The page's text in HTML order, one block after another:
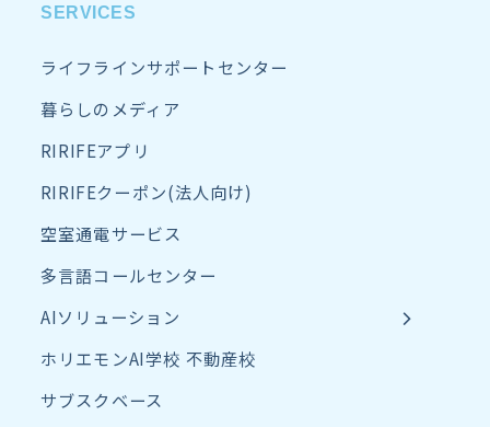
SERVICES
ライフラインサポートセンター
暮らしのメディア
RIRIFEアプリ
RIRIFEクーポン(法人向け)
空室通電サービス
多言語コールセンター
AIソリューション
ホリエモンAI学校 不動産校
サブスクベース